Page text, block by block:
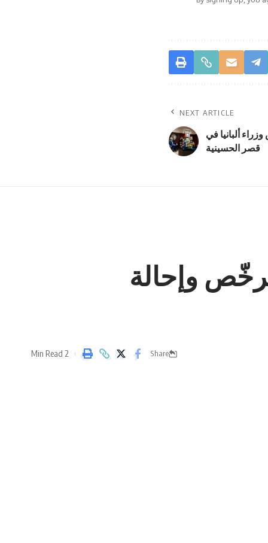
NEXT ARTICLE
ألبانيا في
قصر الحسينية
وإحالة
Share
2 Min Read